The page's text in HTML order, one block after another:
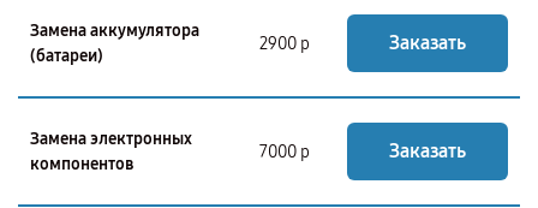
Замена аккумулятора
(батареи)
2900 р Заказать
Замена электронных
компонентов
7000 р Заказать